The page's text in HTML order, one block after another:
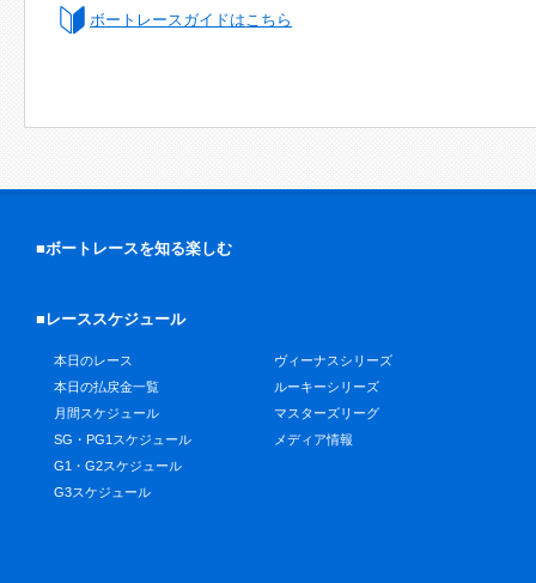
ボートレースガイドはこちら
■ボートレースを知る楽しむ
■レーススケジュール
本日のレース
本日の払戻金一覧
月間スケジュール
SG・PG1スケジュール
G1・G2スケジュール
G3スケジュール
ヴィーナスシリーズ
ルーキーシリーズ
マスターズリーグ
メディア情報